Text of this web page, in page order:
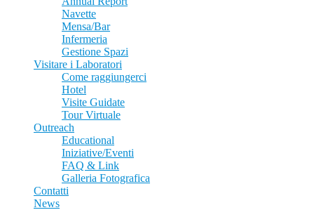
Navette
Mensa/Bar
Infermeria
Gestione Spazi
Visitare i Laboratori
Come raggiungerci
Hotel
Visite Guidate
Tour Virtuale
Outreach
Educational
Iniziative/Eventi
FAQ & Link
Galleria Fotografica
Contatti
News